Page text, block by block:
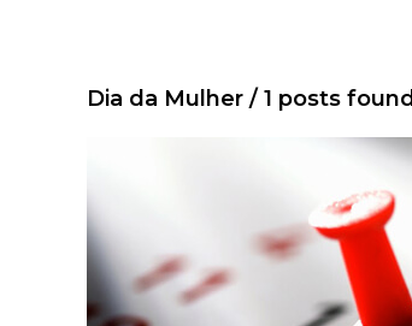
Dia da Mulher / 1 posts found